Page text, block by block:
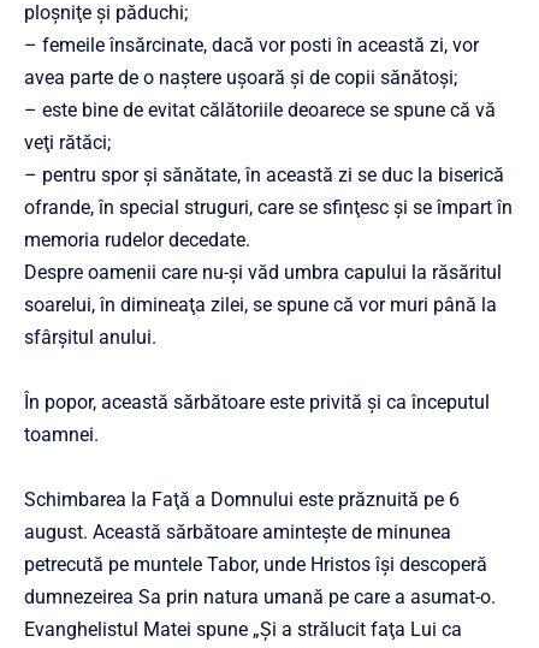
ploşniţe şi păduchi;
– femeile însărcinate, dacă vor posti în această zi, vor
avea parte de o naştere uşoară şi de copii sănătoşi;
– este bine de evitat călătoriile deoarece se spune că vă
veţi rătăci;
– pentru spor şi sănătate, în această zi se duc la biserică
ofrande, în special struguri, care se sfinţesc şi se împart în
memoria rudelor decedate.
Despre oamenii care nu-şi văd umbra capului la răsăritul
soarelui, în dimineaţa zilei, se spune că vor muri până la
sfârşitul anului.
În popor, această sărbătoare este privită şi ca începutul
toamnei.
Schimbarea la Faţă a Domnului este prăznuită pe 6
august. Această sărbătoare aminteşte de minunea
petrecută pe muntele Tabor, unde Hristos îşi descoperă
dumnezeirea Sa prin natura umană pe care a asumat-o.
Evanghelistul Matei spune „Şi a strălucit faţa Lui ca